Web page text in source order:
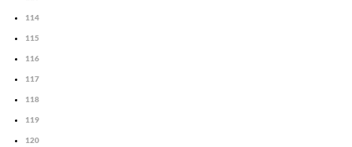
114
115
116
117
118
119
120